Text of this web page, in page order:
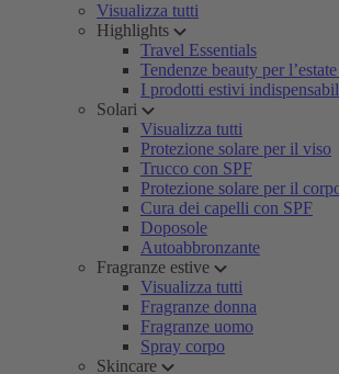
Visualizza tutti
Highlights
Travel Essentials
Tendenze beauty per
I prodotti estivi
Solari
Visualizza tutti
Protezione solare per il viso
Trucco con SPF
Protezione solare per il
Cura dei capelli con SPF
Doposole
Autoabbronzante
Fragranze estive
Visualizza tutti
Fragranze donna
Fragranze uomo
Spray corpo
Skincare